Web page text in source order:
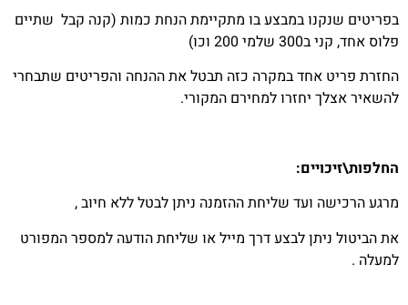
בפריטים שנקנו במבצע בו מתקיימת הנחת כמות (קנה קבל שתיים
פלוס אחד, קני ב300 שלמי 200 וכו)
החזרת פריט אחד במקרה כזה תבטל את ההנחה והפריטים שתבחרי
להשאיר אצלך יחזרו למחירם המקורי.
החלפות\זיכויים:
מרגע הרכישה ועד שליחת ההזמנה ניתן לבטל ללא חיוב ,
את הביטול ניתן לבצע דרך מייל או שליחת הודעה למספר המפורט
למעלה .